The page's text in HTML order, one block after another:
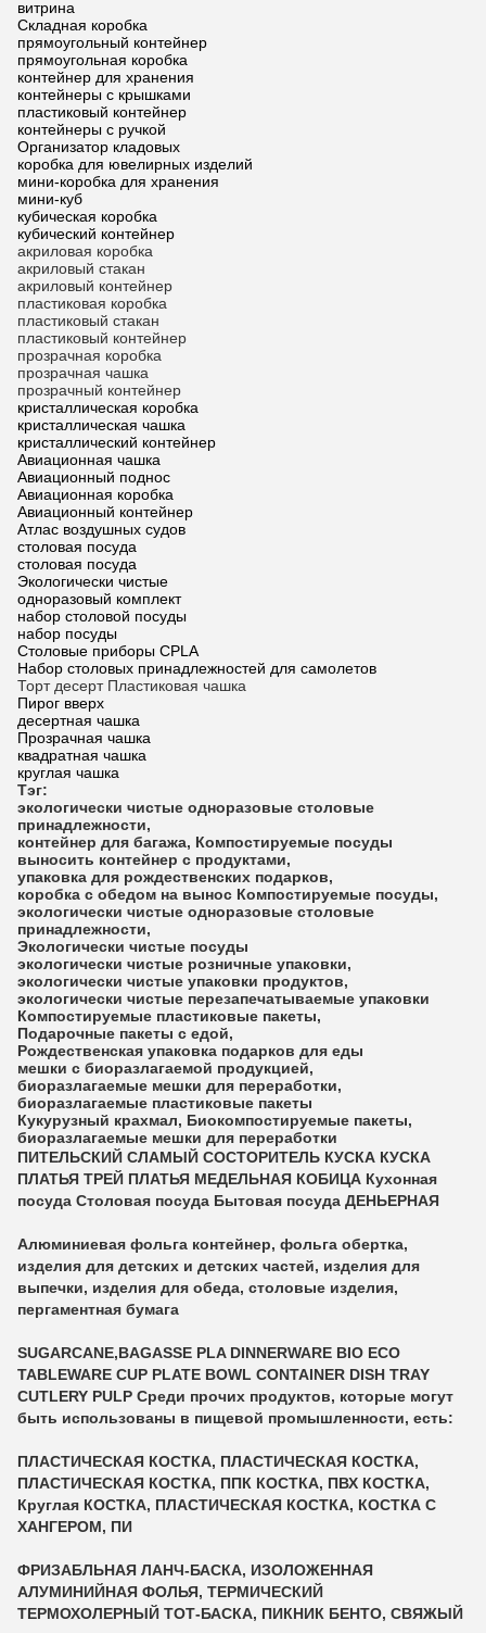
витрина
Складная коробка
прямоугольный контейнер
прямоугольная коробка
контейнер для хранения
контейнеры с крышками
пластиковый контейнер
контейнеры с ручкой
Организатор кладовых
коробка для ювелирных изделий
мини-коробка для хранения
мини-куб
кубическая коробка
кубический контейнер
акриловая коробка
акриловый стакан
акриловый контейнер
пластиковая коробка
пластиковый стакан
пластиковый контейнер
прозрачная коробка
прозрачная чашка
прозрачный контейнер
кристаллическая коробка
кристаллическая чашка
кристаллический контейнер
Авиационная чашка
Авиационный поднос
Авиационная коробка
Авиационный контейнер
Атлас воздушных судов
столовая посуда
столовая посуда
Экологически чистые
одноразовый комплект
набор столовой посуды
набор посуды
Столовые приборы CPLA
Набор столовых принадлежностей для самолетов
Торт десерт Пластиковая чашка
Пирог вверх
десертная чашка
Прозрачная чашка
квадратная чашка
круглая чашка
Тэг:
экологически чистые одноразовые столовые
принадлежности,
контейнер для багажа, Компостируемые посуды
выносить контейнер с продуктами,
упаковка для рождественских подарков,
коробка с обедом на вынос Компостируемые посуды,
экологически чистые одноразовые столовые
принадлежности,
Экологически чистые посуды
экологически чистые розничные упаковки,
экологически чистые упаковки продуктов,
экологически чистые перезапечатываемые упаковки
Компостируемые пластиковые пакеты,
Подарочные пакеты с едой,
Рождественская упаковка подарков для еды
мешки с биоразлагаемой продукцией,
биоразлагаемые мешки для переработки,
биоразлагаемые пластиковые пакеты
Кукурузный крахмал, Биокомпостируемые пакеты,
биоразлагаемые мешки для переработки
ПИТЕЛЬСКИЙ СЛАМЫЙ СОСТОРИТЕЛЬ КУСКА КУСКА
ПЛАТЬЯ ТРЕЙ ПЛАТЬЯ МЕДЕЛЬНАЯ КОБИЦА Кухонная
посуда Столовая посуда Бытовая посуда ДЕНЬЕРНАЯ
Алюминиевая фольга контейнер, фольга обертка,
изделия для детских и детских частей, изделия для
выпечки, изделия для обеда, столовые изделия,
пергаментная бумага
SUGARCANE,BAGASSE PLA DINNERWARE BIO ECO
TABLEWARE CUP PLATE BOWL CONTAINER DISH TRAY
CUTLERY PULP Среди прочих продуктов, которые могут
быть использованы в пищевой промышленности, есть:
ПЛАСТИЧЕСКАЯ КОСТКА, ПЛАСТИЧЕСКАЯ КОСТКА,
ПЛАСТИЧЕСКАЯ КОСТКА, ППК КОСТКА, ПВХ КОСТКА,
Круглая КОСТКА, ПЛАСТИЧЕСКАЯ КОСТКА, КОСТКА С
ХАНГЕРОМ, ПИ
ФРИЗАБЛЬНАЯ ЛАНЧ-БАСКА, ИЗОЛОЖЕННАЯ
АЛУМИНИЙНАЯ ФОЛЬЯ, ТЕРМИЧЕСКИЙ
ТЕРМОХОЛЕРНЫЙ ТОТ-БАСКА, ПИКНИК БЕНТО, СВЯЖЫЙ